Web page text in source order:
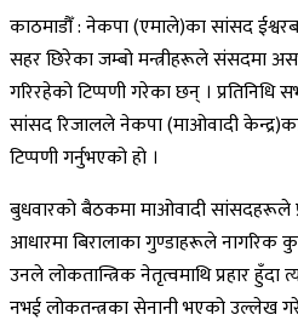
काठमाडौँ : नेकपा (एमाले)का सांसद
सहर छिरेका जम्बो मन्त्रीहरूले संसदमा
गरिरहेको टिप्पणी गरेका छन् । प्रतिनिधि
सांसद रिजालले नेकपा (माओवादी
टिप्पणी गर्नुभएको हो ।
बुधवारको बैठकमा माओवादी सांसदहरूले
आधारमा बिरालाका गुण्डाहरूले नागरिक
उनले लोकतान्त्रिक नेतृत्वमाथि प्रहार हुँदा
नभई लोकतन्त्रका सेनानी भएको उल्लेख